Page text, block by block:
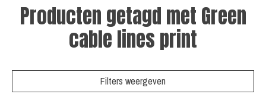
Producten getagd met Green
cable lines print
Filters weergeven